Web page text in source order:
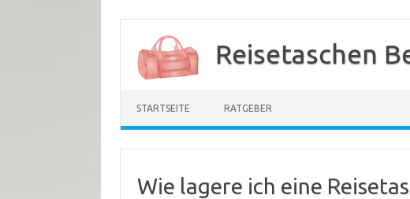
springen
Reisetaschen
STARTSEITE RATGEBER
Wie lagere ich eine